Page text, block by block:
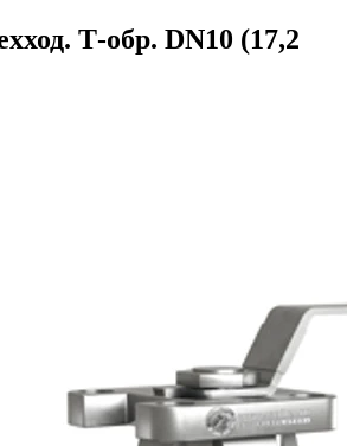
Т-обр. DN10 (17,2